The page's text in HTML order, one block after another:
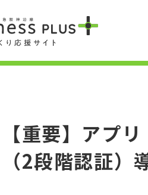
【重要】アプ
（2段階認証）